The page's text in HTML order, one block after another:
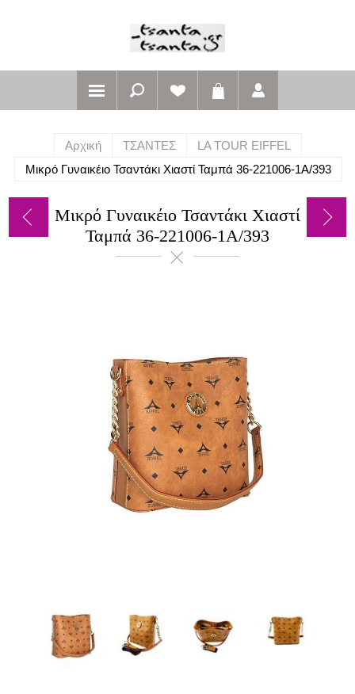
Αρχική ΤΣΑΝΤΕΣ
LA TOUR EIFFEL
Μικρό Γυναικέιο Τσαντάκι Χιαστί Ταμπά 36-221006-1A/393
Μικρό Γυναικέιο Τσαντάκι Χιαστί
Ταμπά 36-221006-1A/393